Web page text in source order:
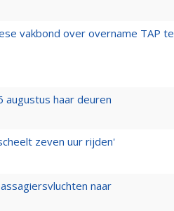
vakbond over overname TAP te
augustus haar deuren
zeven uur rijden'
naar